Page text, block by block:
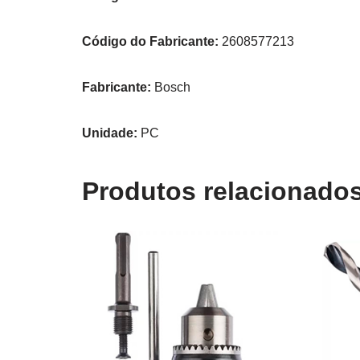
Código do Fabricante: 2608577213
Fabricante: Bosch
Unidade: PC
Produtos